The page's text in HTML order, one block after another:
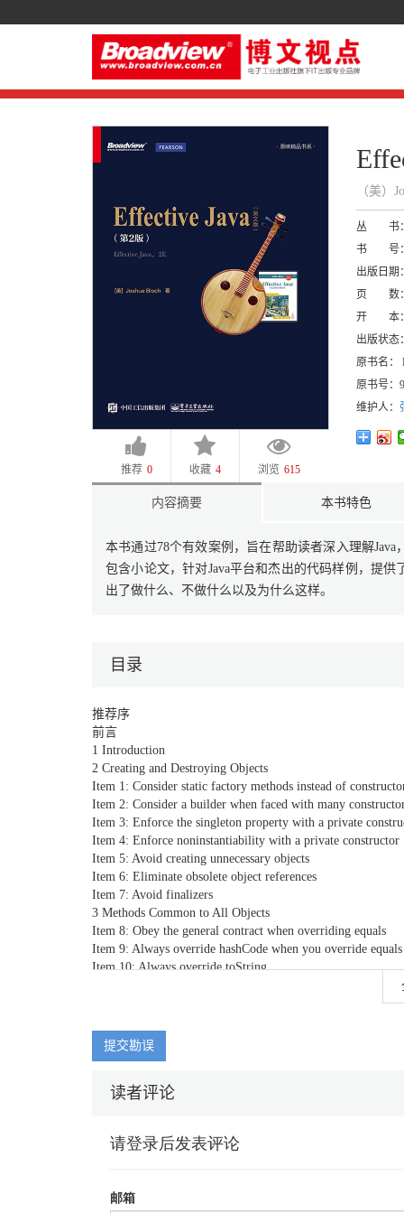
推荐 0 收藏 4 浏览 615
（美）
丛 书：
书 号：
出版日期：
页 数：
开 本：
出版状态：
原书名：
原书号：
维护人：
内容摘要 本书特色
本书通过78个有效案例，旨在帮助读者深入理解
包含小论文，针对Java平台和杰出的代码样例，提
出了做什么、不做什么以及为什么这样。
目录
推荐序
前言
1 Introduction
2 Creating and Destroying Objects
Item 1: Consider static factory methods instead of
Item 2: Consider a builder when faced with many
Item 3: Enforce the singleton property with a private
Item 4: Enforce noninstantiability with a private constructor
Item 5: Avoid creating unnecessary objects
Item 6: Eliminate obsolete object references
Item 7: Avoid finalizers
3 Methods Common to All Objects
Item 8: Obey the general contract when overriding equals
Item 9: Always override hashCode when you override equals
Item 10: Always override toString
Item 13: Minimize the accessibility of classes and members
Item 16: Favor composition over inheritance
Item 19: Use interfaces only to define types
Item 22: Favor static member classes over nonstatic
提交勘误
读者评论